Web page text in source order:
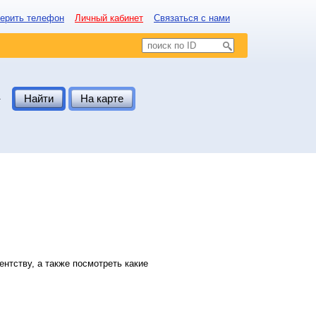
телефон Личный кабинет Связаться с нами
Найти На карте
а также посмотреть какие